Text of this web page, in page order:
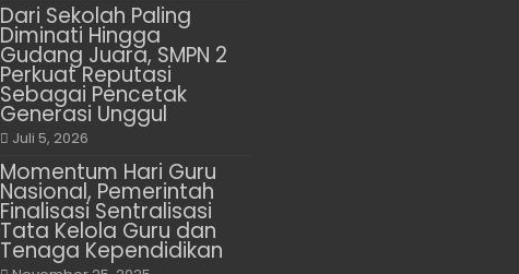
Dari Sekolah Paling
Diminati Hingga
Gudang Juara, SMPN 2
Perkuat Reputasi
Sebagai Pencetak
Generasi Unggul
Juli 5, 2026
Momentum Hari Guru
Nasional, Pemerintah
Finalisasi Sentralisasi
Tata Kelola Guru dan
Tenaga Kependidikan